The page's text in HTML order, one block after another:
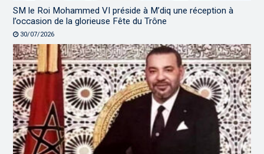
SM le Roi Mohammed VI préside à M’diq une réception à
l’occasion de la glorieuse Fête du Trône
30/07/2026